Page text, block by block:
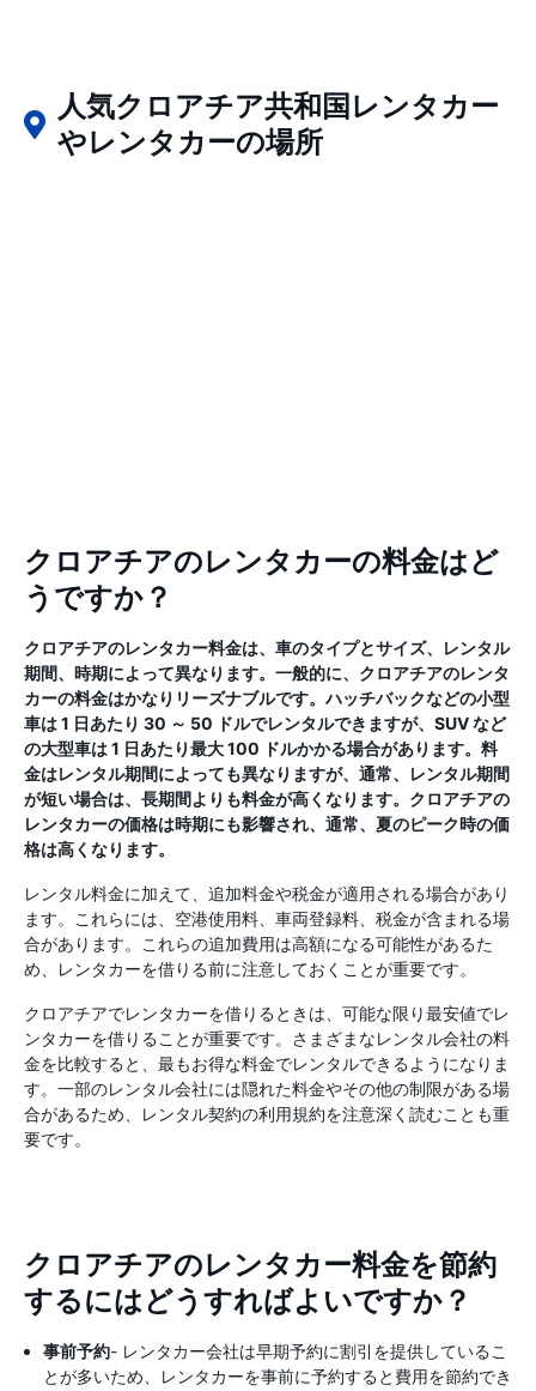
人気クロアチア共和国レンタカー
やレンタカーの場所
クロアチアのレンタカーの料金はど
うですか？
クロアチアのレンタカー料金は、車のタイプとサイズ、レンタル
期間、時期によって異なります。一般的に、クロアチアのレンタ
カーの料金はかなりリーズナブルです。ハッチバックなどの小型
車は 1 日あたり 30 ～ 50 ドルでレンタルできますが、SUV など
の大型車は 1 日あたり最大 100 ドルかかる場合があります。料
金はレンタル期間によっても異なりますが、通常、レンタル期間
が短い場合は、長期間よりも料金が高くなります。クロアチアの
レンタカーの価格は時期にも影響され、通常、夏のピーク時の価
格は高くなります。
レンタル料金に加えて、追加料金や税金が適用される場合があり
ます。これらには、空港使用料、車両登録料、税金が含まれる場
合があります。これらの追加費用は高額になる可能性があるた
め、レンタカーを借りる前に注意しておくことが重要です。
クロアチアでレンタカーを借りるときは、可能な限り最安値でレ
ンタカーを借りることが重要です。さまざまなレンタル会社の料
金を比較すると、最もお得な料金でレンタルできるようになりま
す。一部のレンタル会社には隠れた料金やその他の制限がある場
合があるため、レンタル契約の利用規約を注意深く読むことも重
要です。
クロアチアのレンタカー料金を節約
するにはどうすればよいですか？
事前予約- レンタカー会社は早期予約に割引を提供しているこ
とが多いため、レンタカーを事前に予約すると費用を節約でき